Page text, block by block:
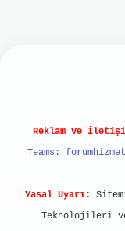
Reklam ve
Teams:
Yasal Uyarı:
Teknolojileri